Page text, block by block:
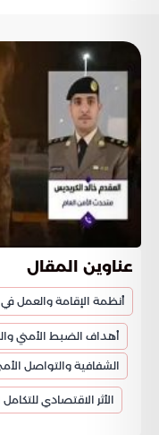
عناوين المقال
أنظمة الإقامة والعمل في
أهداف الضبط الأمني
الشفافية والتواصل
الأثر الاقتصادي للتكامل